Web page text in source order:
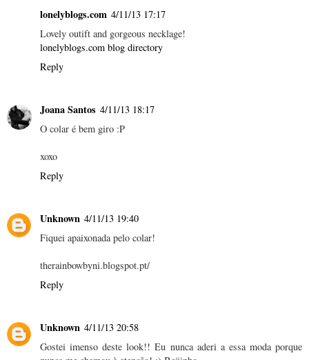
lonelyblogs.com 4/11/13 17:17
Lovely outift and gorgeous necklage!
lonelyblogs.com blog directory
Reply
Joana Santos 4/11/13 18:17
O colar é bem giro :P
xoxo
Reply
Unknown 4/11/13 19:40
Fiquei apaixonada pelo colar!
therainbowbyni.blogspot.pt/
Reply
Unknown 4/11/13 20:58
Gostei imenso deste look!! Eu nunca aderi a essa moda porque